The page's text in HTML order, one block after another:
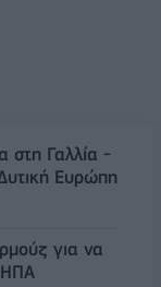
στη Γαλλία -
Ευρώπη
για να
ΗΠΑ